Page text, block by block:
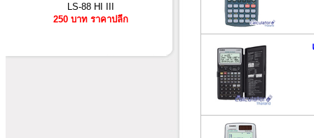
LS-88 HI III
250 บาท ราคาปลีก